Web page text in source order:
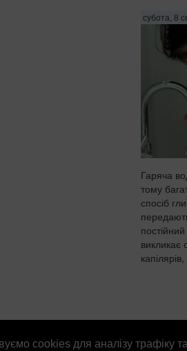
cookies для аналізу трафіку
субота, 8
Гаряча
тому
спосіб
викликає